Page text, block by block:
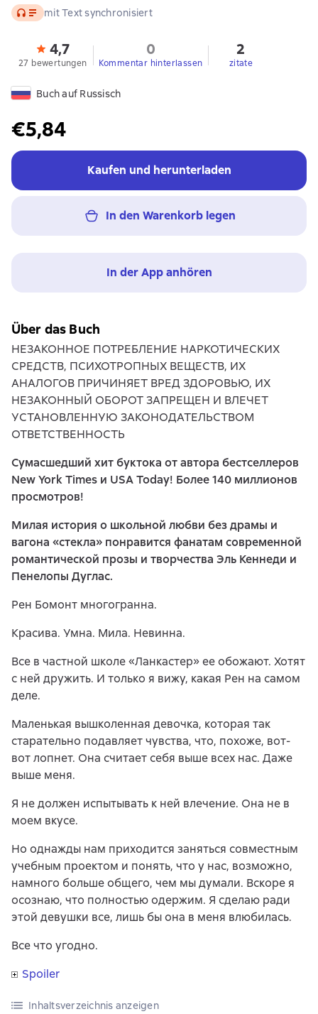
Audio mit Text synchronisiert
4,7
27 bewertungen
0
Kommentar hinterlassen
2
zitate
Buch auf Russisch
€5,84
Kaufen und herunterladen
In den Warenkorb legen
In der App anhören
Über das Buch
НЕЗАКОННОЕ ПОТРЕБЛЕНИЕ НАРКОТИЧЕСКИХ
СРЕДСТВ, ПСИХОТРОПНЫХ ВЕЩЕСТВ, ИХ
АНАЛОГОВ ПРИЧИНЯЕТ ВРЕД ЗДОРОВЬЮ, ИХ
НЕЗАКОННЫЙ ОБОРОТ ЗАПРЕЩЕН И ВЛЕЧЕТ
УСТАНОВЛЕННУЮ ЗАКОНОДАТЕЛЬСТВОМ
ОТВЕТСТВЕННОСТЬ
Сумасшедший хит буктока от автора бестселлеров
New York Times и USA Today! Более 140 миллионов
просмотров!
Милая история о школьной любви без драмы и
вагона «стекла» понравится фанатам современной
романтической прозы и творчества Эль Кеннеди и
Пенелопы Дуглас.
Рен Бомонт многогранна.
Красива. Умна. Мила. Невинна.
Все в частной школе «Ланкастер» ее обожают. Хотят
с ней дружить. И только я вижу, какая Рен на самом
деле.
Маленькая вышколенная девочка, которая так
старательно подавляет чувства, что, похоже, вот-
вот лопнет. Она считает себя выше всех нас. Даже
выше меня.
Я не должен испытывать к ней влечение. Она не в
моем вкусе.
Но однажды нам приходится заняться совместным
учебным проектом и понять, что у нас, возможно,
намного больше общего, чем мы думали. Вскоре я
осознаю, что полностью одержим. Я сделаю ради
этой девушки все, лишь бы она в меня влюбилась.
Все что угодно.
Spoiler
Inhaltsverzeichnis anzeigen